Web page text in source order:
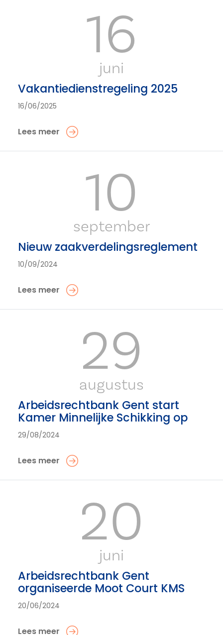
16
juni
Vakantiedienstregeling 2025
16/06/2025
Lees meer
10
september
Nieuw zaakverdelingsreglement
10/09/2024
Lees meer
29
augustus
Arbeidsrechtbank Gent start
Kamer Minnelijke Schikking op
29/08/2024
Lees meer
20
juni
Arbeidsrechtbank Gent
organiseerde Moot Court KMS
20/06/2024
Lees meer